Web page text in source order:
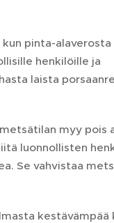
pinta-
henkilöille ja
laista
myy pois
luonnollisten
Se vahvistaa
kestävämpää